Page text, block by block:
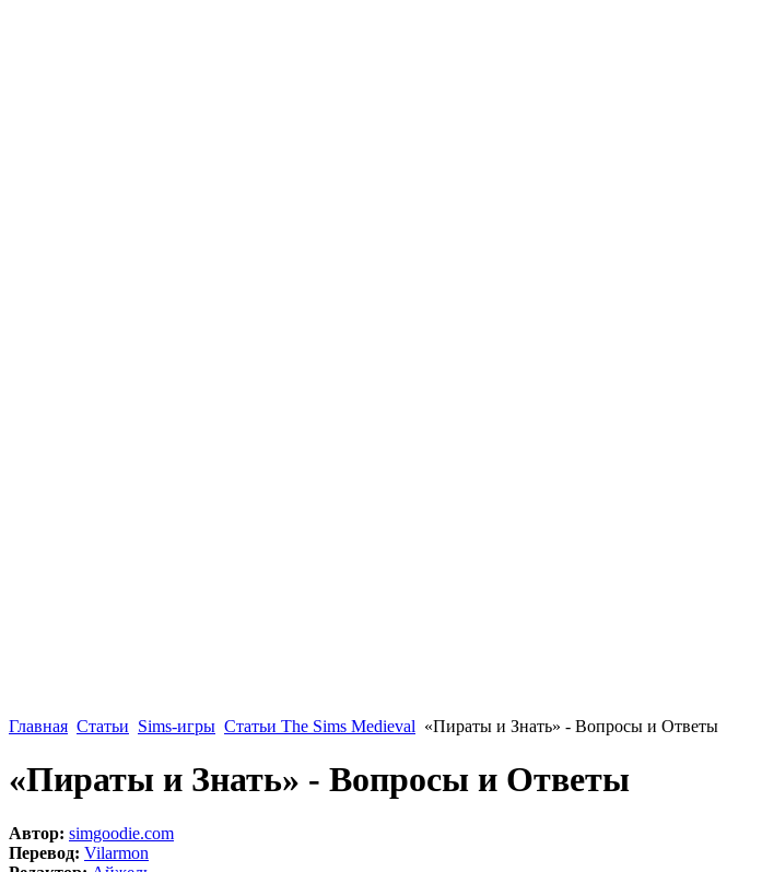
Главная Статьи Sims-игры Статьи The Sims Medieval «Пираты и Знать» - Вопросы и Ответы
«Пираты и Знать» - Вопросы и Ответы
Автор: simgoodie.com
Перевод: Vilarmon